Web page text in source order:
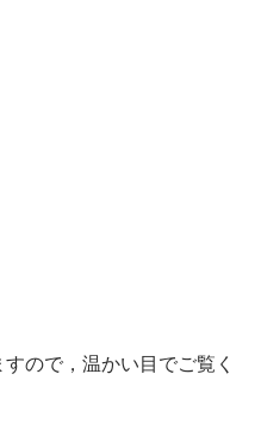
ので，温かい目でご覧く